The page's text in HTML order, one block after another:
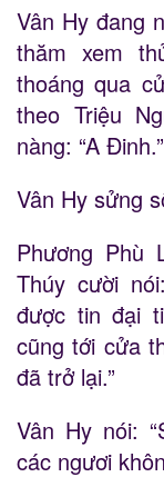
Vân Hy đang
thăm xem
thoáng qua
theo Triệu
nàng: “A Đinh.”
Vân Hy sửng
Phương Phù
Thúy cười
được tin đại
cũng tới cửa
đã trở lại.”
Vân Hy nói:
các ngươi